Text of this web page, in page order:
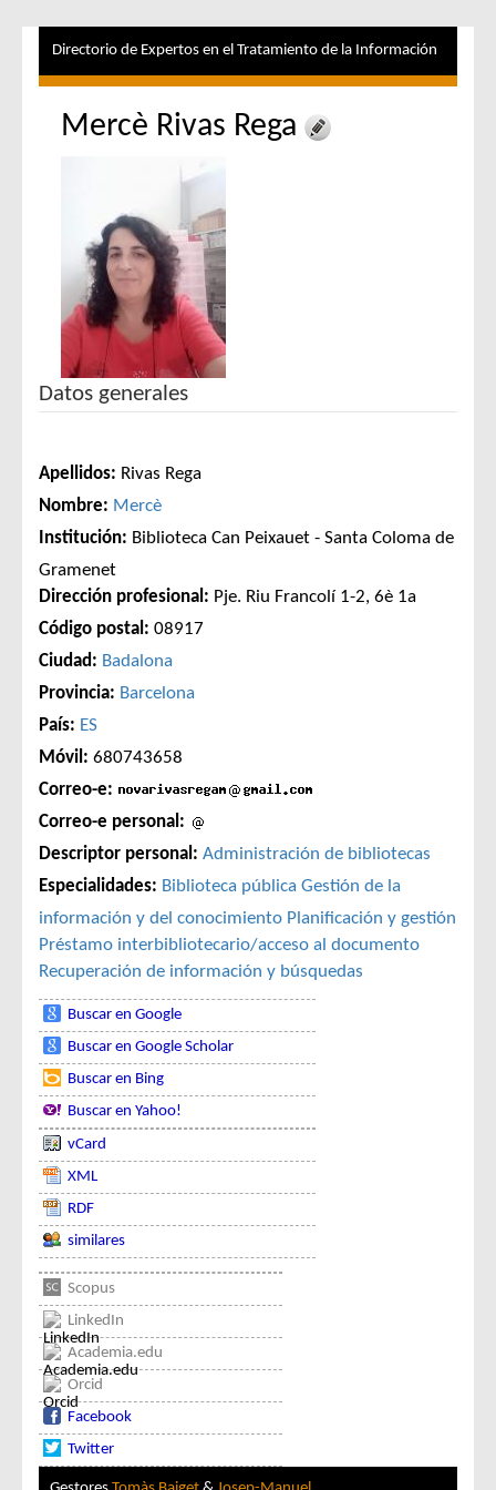
Directorio de Expertos en el Tratamiento de la Información
Mercè Rivas Rega
Datos generales
Apellidos: Rivas Rega
Nombre: Mercè
Institución: Biblioteca Can Peixauet - Santa Coloma de
Gramenet
Dirección profesional: Pje. Riu Francolí 1-2, 6è 1a
Código postal: 08917
Ciudad: Badalona
Provincia: Barcelona
País: ES
Móvil: 680743658
Correo-e:
Correo-e personal:
Descriptor personal: Administración de bibliotecas
Especialidades: Biblioteca pública Gestión de la
información y del conocimiento Planificación y gestión
Préstamo interbibliotecario/acceso al documento
Recuperación de información y búsquedas
Buscar en Google
Buscar en Google Scholar
Buscar en Bing
Buscar en Yahoo!
vCard
XML
RDF
similares
Scopus
LinkedIn
Academia.edu
Orcid
Facebook
Twitter